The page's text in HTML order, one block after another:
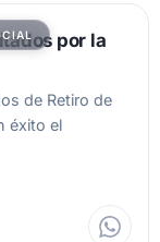
por la
de Retiro de
éxito el